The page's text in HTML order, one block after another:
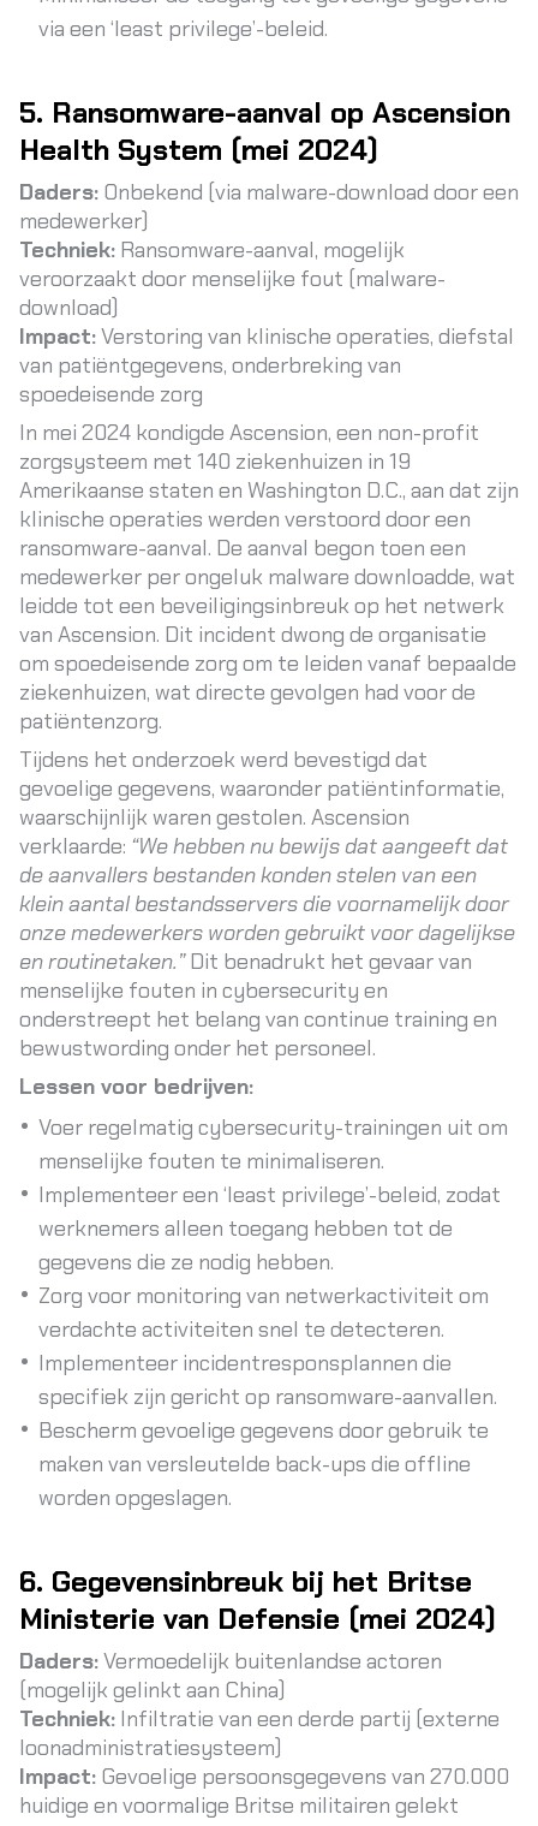
via een ‘least privilege’-beleid.
5. Ransomware-aanval op Ascension
Health System (mei 2024)
Daders: Onbekend (via malware-download door een
medewerker)
Techniek: Ransomware-aanval, mogelijk
veroorzaakt door menselijke fout (malware-
download)
Impact:Verstoring van klinische operaties, diefstal
van patiëntgegevens, onderbreking van
spoedeisende zorg
In mei 2024 kondigde Ascension, een non-profit
zorgsysteem met 140 ziekenhuizen in 19
Amerikaanse staten en Washington D.C., aan dat zijn
klinische operaties werden verstoord door een
ransomware-aanval. De aanval begon toen een
medewerker per ongeluk malware downloadde, wat
leidde tot een beveiligingsinbreuk op het netwerk
van Ascension. Dit incident dwong de organisatie
om spoedeisende zorg om te leiden vanaf bepaalde
ziekenhuizen, wat directe gevolgen had voor de
patiëntenzorg.
Tijdens het onderzoek werd bevestigd dat
gevoelige gegevens, waaronder patiëntinformatie,
waarschijnlijk waren gestolen. Ascension
verklaarde: “We hebben nu bewijs dat aangeeft dat
de aanvallers bestanden konden stelen van een
klein aantal bestandsservers die voornamelijk door
onze medewerkers worden gebruikt voor dagelijkse
en routinetaken.”Dit benadrukt het gevaar van
menselijke fouten in cybersecurity en
onderstreept het belang van continue training en
bewustwording onder het personeel.
Lessen voor bedrijven:
Voer regelmatig cybersecurity-trainingen uit om
menselijke fouten te minimaliseren.
Implementeer een ‘least privilege’-beleid, zodat
werknemers alleen toegang hebben tot de
gegevens die ze nodig hebben.
Zorg voor monitoring van netwerkactiviteit om
verdachte activiteiten snel te detecteren.
Implementeer incidentresponsplannen die
specifiek zijn gericht op ransomware-aanvallen.
Bescherm gevoelige gegevens door gebruik te
maken van versleutelde back-ups die offline
worden opgeslagen.
6. Gegevensinbreuk bij het Britse
Ministerie van Defensie (mei 2024)
Daders:Vermoedelijk buitenlandse actoren
(mogelijk gelinkt aan China)
Techniek: Infiltratie van een derde partij (externe
loonadministratiesysteem)
Impact: Gevoelige persoonsgegevens van 270.000
huidige en voormalige Britse militairen gelekt